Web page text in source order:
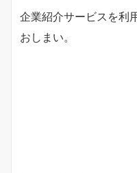
企業紹介サービスを利
おしまい。